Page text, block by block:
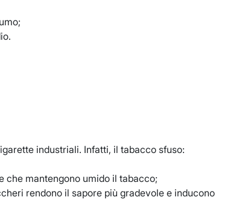
industriali. Infatti, il tabacco sfuso:
che mantengono umido il tabacco;
rendono il sapore più gradevole e inducono